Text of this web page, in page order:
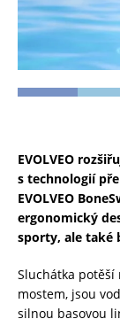
EVOLVEO
s technologií
EVOLVEO
ergonomický
sporty, ale také
Sluchátka
mostem, jsou
silnou basovou